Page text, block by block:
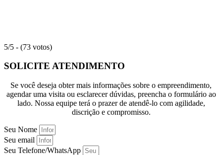
5/5 - (73 votos)
SOLICITE ATENDIMENTO
Se você deseja obter mais informações sobre o empreendimento,
agendar uma visita ou esclarecer dúvidas, preencha o formulário ao
lado. Nossa equipe terá o prazer de atendê-lo com agilidade,
discrição e compromisso.
Seu Nome
Seu email
Seu Telefone/WhatsApp